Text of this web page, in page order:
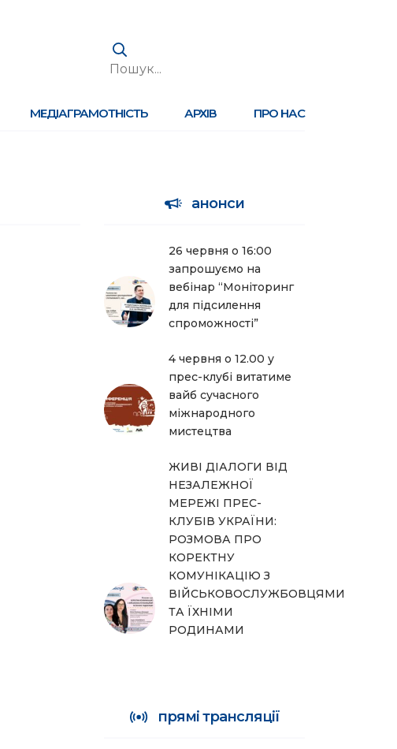
МЕДІАГРАМОТНІСТЬ АРХІВ ПРО НАС
анонси
26 червня о 16:00
запрошуємо на
вебінар “Моніторинг
для підсилення
спроможності”
4 червня о 12.00 у
прес-клубі витатиме
вайб сучасного
міжнародного
мистецтва
ЖИВІ ДІАЛОГИ ВІД
НЕЗАЛЕЖНОЇ
МЕРЕЖІ ПРЕС-
КЛУБІВ УКРАЇНИ:
РОЗМОВА ПРО
КОРЕКТНУ
КОМУНІКАЦІЮ З
ВІЙСЬКОВОСЛУЖБОВЦЯМИ
ТА ЇХНІМИ
РОДИНАМИ
прямі трансляції